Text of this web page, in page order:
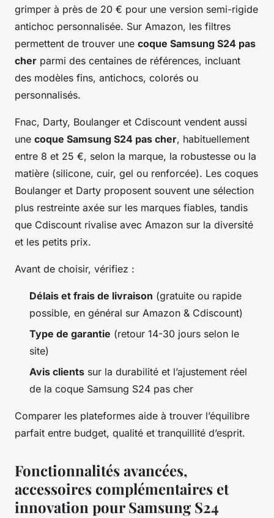
grimper à près de 20 € pour une version semi-rigide
antichoc personnalisée. Sur Amazon, les filtres
permettent de trouver une coque Samsung S24 pas
cher parmi des centaines de références, incluant
des modèles fins, antichocs, colorés ou
personnalisés.
Fnac, Darty, Boulanger et Cdiscount vendent aussi
une coque Samsung S24 pas cher, habituellement
entre 8 et 25 €, selon la marque, la robustesse ou la
matière (silicone, cuir, gel ou renforcée). Les coques
Boulanger et Darty proposent souvent une sélection
plus restreinte axée sur les marques fiables, tandis
que Cdiscount rivalise avec Amazon sur la diversité
et les petits prix.
Avant de choisir, vérifiez :
Délais et frais de livraison (gratuite ou rapide
possible, en général sur Amazon & Cdiscount)
Type de garantie (retour 14-30 jours selon le
site)
Avis clients sur la durabilité et l’ajustement réel
de la coque Samsung S24 pas cher
Comparer les plateformes aide à trouver l’équilibre
parfait entre budget, qualité et tranquillité d’esprit.
Fonctionnalités avancées,
accessoires complémentaires et
innovation pour Samsung S24